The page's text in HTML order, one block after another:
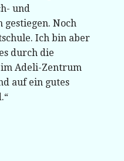
und
Noch
Ich bin aber
durch die
Adeli-Zentrum
auf ein gutes